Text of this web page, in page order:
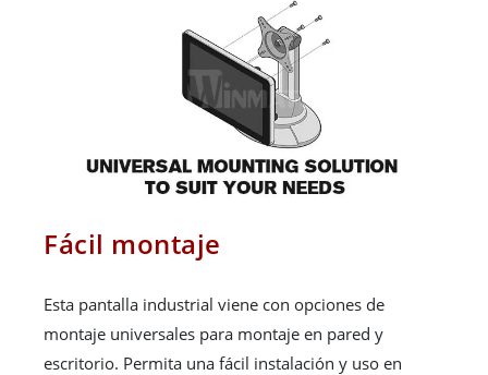
Fácil montaje
Esta pantalla industrial viene con opciones de
montaje universales para montaje en pared y
escritorio. Permita una fácil instalación y uso en